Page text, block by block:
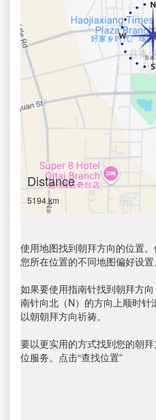
Distance
5194 km
使用地图找到朝拜方向的位置
您所在位置的不同地图偏好设置
如果要使用指南针找到朝拜方
南针向北（N）的方向上顺时
以朝朝拜方向祈祷。
要以更实用的方式找到您的朝
位服务。点击“查找位置”